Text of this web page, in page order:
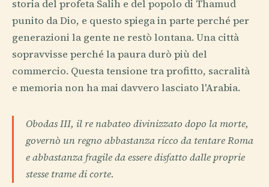
storia del profeta Salih e del popolo di Thamud
punito da Dio, e questo spiega in parte perché per
generazioni la gente ne restò lontana. Una città
sopravvisse perché la paura durò più del
commercio. Questa tensione tra profitto, sacralità
e memoria non ha mai davvero lasciato l'Arabia.
Obodas III, il re nabateo divinizzato dopo la morte,
governò un regno abbastanza ricco da tentare Roma
e abbastanza fragile da essere disfatto dalle proprie
stesse trame di corte.